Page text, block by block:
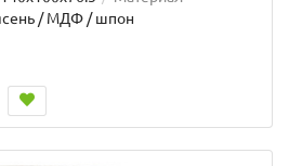
/ МДФ / шпон